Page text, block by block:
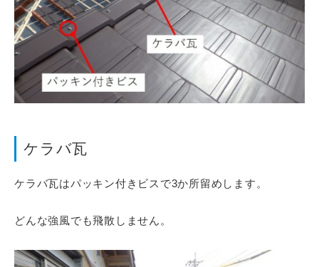
ケラバ瓦
ケラバ瓦はパッキン付きビスで3か所留めします。
どんな強風でも飛散しません。